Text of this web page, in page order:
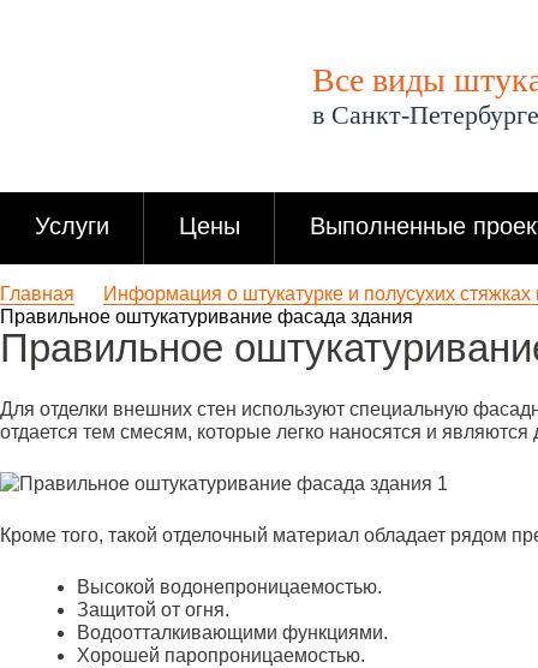
Все виды
в Санкт-
Услуги Цены Выполненные
Главная
Информация о штукатурке и полусухих
Правильное оштукатуривание фасада здания
Правильное
Для отделки внешних стен используют специальную
отдается тем смесям, которые легко наносятся и
Кроме того, такой отделочный материал обладает рядом
Высокой водонепроницаемостью.
Защитой от огня.
Водоотталкивающими функциями.
Хорошей паропроницаемостью.